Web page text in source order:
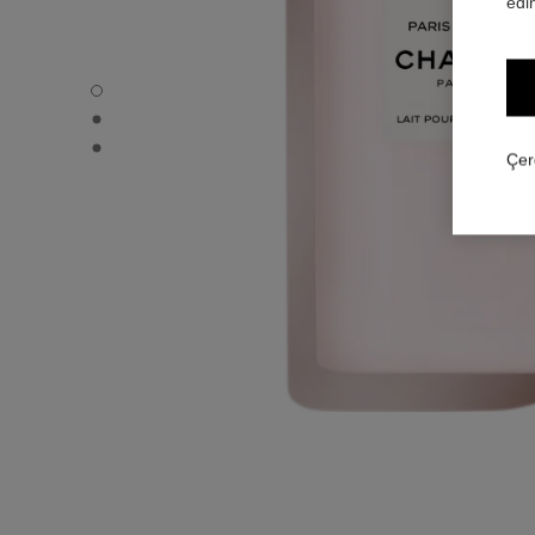
PARIS - PARIS - Varsayılan görünüm
PARIS - PARIS - Alternatif görünüm 1
PARIS - PARIS - Temel doku görünümü